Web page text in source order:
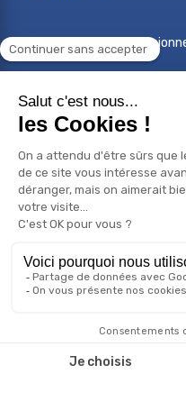
Reconversion
Changer de métier
Compétences
© Copyright 2026 Bilan